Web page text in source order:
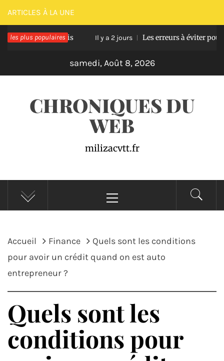
Passer
au
contenu
ARTICLES À LA UNE
les plus populaires
en bois Il y a 2 jours Les erreurs à éviter pour réussir
samedi, Août 8, 2026
CHRONIQUES DU
WEB
milizacvtt.fr
principal
Accueil Finance
Quels sont les conditions
pour avoir un crédit quand on est auto
entrepreneur ?
Quels sont les
conditions pour